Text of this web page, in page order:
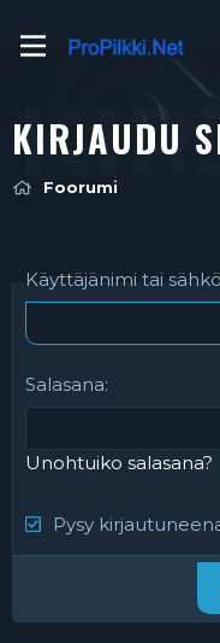
KIRJAUDU
Foorumi
Käyttäjänimi tai
Salasana
Unohtuiko salasana?
Pysy